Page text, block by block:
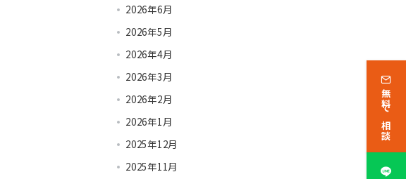
2026年6月
2026年5月
2026年4月
2026年3月
2026年2月
2026年1月
2025年12月
2025年11月
無料で相談